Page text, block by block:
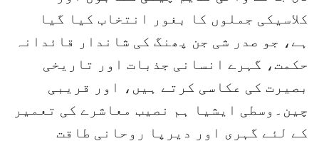
کلاسیکی جملوں کا بغور انتخاب کیا گیا
ہے، جو صدر شی جن پھنگ کی شاندار قائدانہ
حکمت، گہرے انسانی جذبات اور تاریخی
بصیرت کی عکاسی کرتے ہیں، اور قریبی
چین۔وسطی ایشیا ہم نصیب معاشرے کی تعمیر
کے لئے گہری اور دیرپا روحانی طاقت